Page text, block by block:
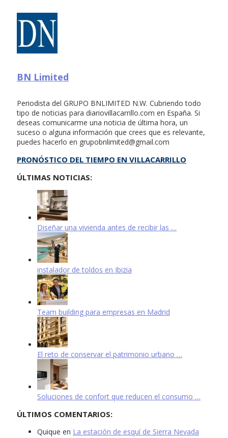
BN Limited
Periodista del GRUPO BNLIMITED N.W. Cubriendo todo
tipo de noticias para diariovillacarrillo.com en España. Si
deseas comunicarme una noticia de última hora, un
suceso o alguna información que crees que es relevante,
puedes hacerlo en grupobnlimited@gmail.com
PRONÓSTICO DEL TIEMPO EN VILLACARRILLO
ÚLTIMAS NOTICIAS:
Diseñar una vivienda antes de recibir las …
instalador de toldos en Ibizia
Team building para empresas en Madrid
El reto de conservar el patrimonio urbano …
Soluciones de confort que reducen el consumo …
ÚLTIMOS COMENTARIOS:
Quique en La estación de esquí de Sierra Nevada